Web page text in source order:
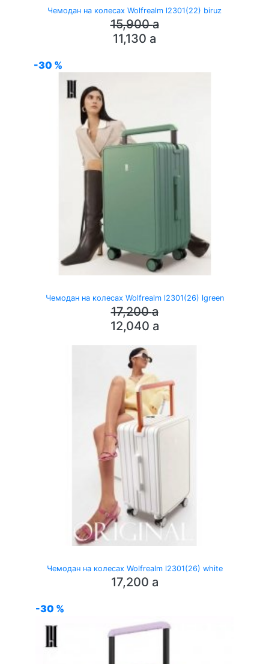
Чемодан на колесах Wolfrealm l2301(22) biruz
15,900a
11,130 a
-30 %
Чемодан на колесах Wolfrealm l2301(26) lgreen
17,200a
12,040 a
Чемодан на колесах Wolfrealm l2301(26) white
17,200 a
-30 %